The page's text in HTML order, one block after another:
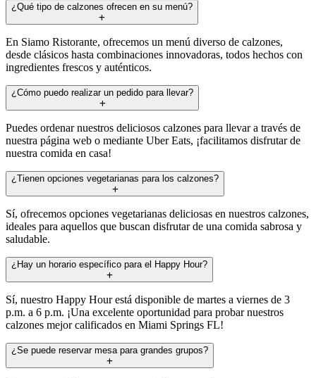
¿Qué tipo de calzones ofrecen en su menú?
En Siamo Ristorante, ofrecemos un menú diverso de calzones,
desde clásicos hasta combinaciones innovadoras, todos hechos con
ingredientes frescos y auténticos.
¿Cómo puedo realizar un pedido para llevar?
Puedes ordenar nuestros deliciosos calzones para llevar a través de
nuestra página web o mediante Uber Eats, ¡facilitamos disfrutar de
nuestra comida en casa!
¿Tienen opciones vegetarianas para los calzones?
Sí, ofrecemos opciones vegetarianas deliciosas en nuestros calzones,
ideales para aquellos que buscan disfrutar de una comida sabrosa y
saludable.
¿Hay un horario específico para el Happy Hour?
Sí, nuestro Happy Hour está disponible de martes a viernes de 3
p.m. a 6 p.m. ¡Una excelente oportunidad para probar nuestros
calzones mejor calificados en Miami Springs FL!
¿Se puede reservar mesa para grandes grupos?